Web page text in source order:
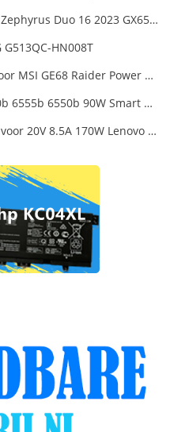
A22-330P1A voor ASUS ROG Zephyrus Duo 16 2023 GX650PY
G513QC-HN008T
ADP-330GB_D A20-330P1A voor MSI GE68 Raider Power Supply
6560b voor HP ProBook 6560b 6555b 6550b 90W Smart AC Power Adapter Laptop
45N0374 45N0370 45N0372 voor 20V 8.5A 170W Lenovo ThinkPad W540 T540P